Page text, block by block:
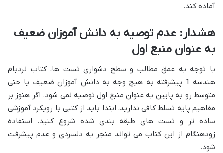
آماده کند.
هشدار: عدم توصیه به دانش آموزان ضعیف
به عنوان منبع اول
با توجه به عمق مطالب و سطح دشواری تست ها، کتاب نردبام
هندسه 1 پیشرفته به هیچ وجه به دانش آموزان ضعیف یا حتی
متوسط رو به پایین به عنوان منبع اول توصیه نمی شود. اگر هنوز بر
مفاهیم پایه تسلط کافی ندارید، ابتدا باید از کتبی با رویکرد آموزشی
ساده تر و تست های طبقه بندی شده شروع کنید. استفاده
زودهنگام از این کتاب می تواند منجر به دلسردی و عدم پیشرفت
شود.